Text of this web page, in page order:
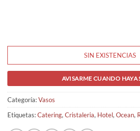
SIN EXISTENCIAS
AVISARME CUANDO HAYA
Categoría:Vasos
Etiquetas:Catering,Cristaleria, Hotel,Ocean,